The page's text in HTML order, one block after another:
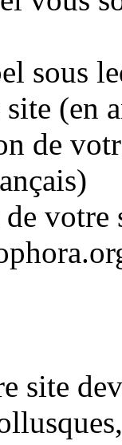
sous
(en
de
site